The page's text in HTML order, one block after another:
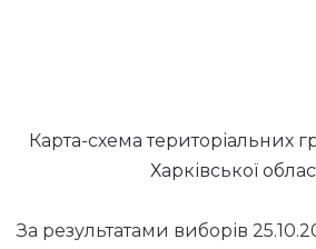
Карта-схема територіальних
Харківської
За результатами виборів